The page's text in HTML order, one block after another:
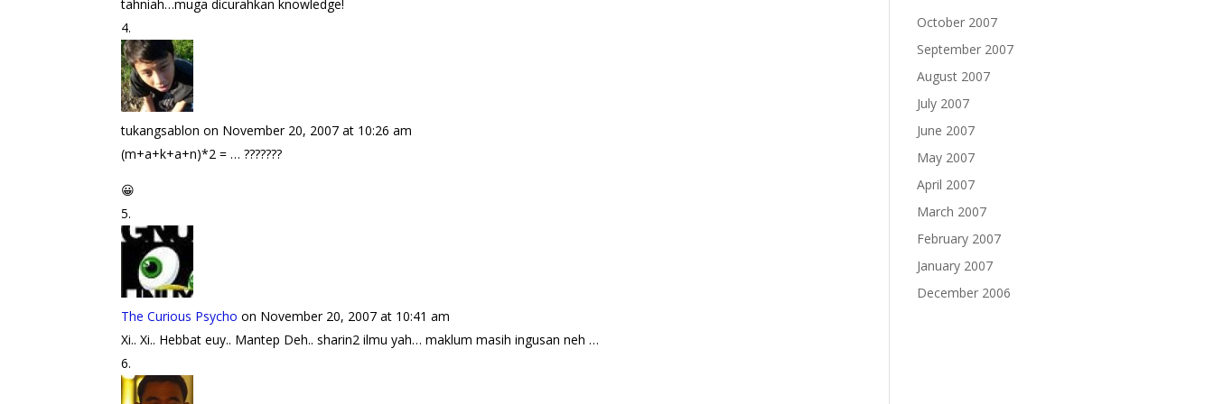
tahniah…muga dicurahkan knowledge!
tukangsablon on November 20, 2007 at 10:26 am
(m+a+k+a+n)*2 = … ???????
😀
The Curious Psycho on November 20, 2007 at 10:41 am
Xi.. Xi.. Hebbat euy.. Mantep Deh.. sharin2 ilmu yah… maklum masih ingusan neh …
October 2007
September 2007
August 2007
July 2007
June 2007
May 2007
April 2007
March 2007
February 2007
January 2007
December 2006